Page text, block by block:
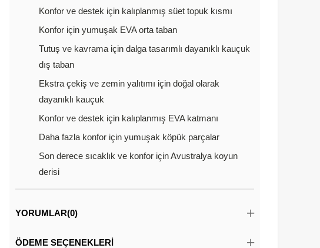
Konfor ve destek için kalıplanmış süet topuk kısmı
Konfor için yumuşak EVA orta taban
Tutuş ve kavrama için dalga tasarımlı dayanıklı kauçuk
dış taban
Ekstra çekiş ve zemin yalıtımı için doğal olarak
dayanıklı kauçuk
Konfor ve destek için kalıplanmış EVA katmanı
Daha fazla konfor için yumuşak köpük parçalar
Son derece sıcaklık ve konfor için Avustralya koyun
derisi
YORUMLAR(0)
ÖDEME SEÇENEKLERI